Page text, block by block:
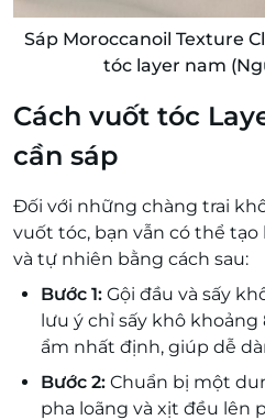
Sáp Moroccanoil Texture
tóc layer nam
Cách vuốt tóc
cần sáp
Đối với những chàng trai
vuốt tóc, bạn vẫn có thể
và tự nhiên bằng cách sau:
Bước 1: Gội đầu và sấy
lưu ý chỉ sấy khô khoảng
ẩm nhất định, giúp dễ
Bước 2: Chuẩn bị một
pha loãng và xịt đều lên